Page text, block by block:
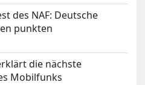
des NAF: Deutsche
punkten
die nächste
Mobilfunks